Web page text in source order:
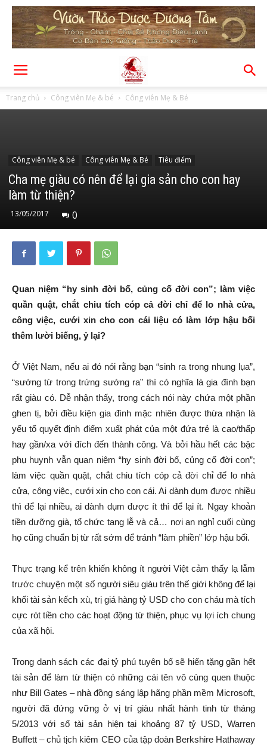
Trang chủ Công viên Mẹ & bé Công viên Mẹ & Bé
Công viên Mẹ & bé Công viên Mẹ & Bé Tiêu điểm
Cha mẹ giàu có nên để lại gia sản cho con hay
làm từ thiện?
13/05/2017 0
Quan niệm “hy sinh đời bố, củng cố đời con”; làm việc
quần quật, chắt chiu tích cóp cả đời chỉ để lo nhà cửa,
công việc, cưới xin cho con cái liệu có làm lớp hậu bối
thêm lười biếng, ỷ lại?
Ở Việt Nam, nếu ai đó nói rằng bạn “sinh ra trong nhung lụa”,
“sướng từ trong trứng sướng ra” thì có nghĩa là gia đình bạn
rất giàu có. Dễ nhận thấy, trong cách nói này chứa một phần
ghen tị, bởi điều kiện gia đình mặc nhiên được thừa nhận là
yếu tố quyết định điểm xuất phát của một đứa trẻ là cao/thấp
hay gần/xa với đích đến thành công. Và bởi hầu hết các bậc
phụ huynh vẫn quan niệm “hy sinh đời bố, củng cố đời con”;
làm việc quần quật, chắt chiu tích cóp cả đời chỉ để lo nhà
cửa, công việc, cưới xin cho con cái. Ai dành dụm được nhiều
thì để lại nhiều, ai dành dụm được ít thì để lại ít. Ngay khoản
tiền dưỡng già, tổ chức tang lễ và cả… nơi an nghỉ cuối cùng
họ cũng chuẩn bị từ rất sớm để tránh “làm phiền” lớp hậu bối.
Thực trạng kể trên khiến không ít người Việt cảm thấy lạ lẫm
trước chuyện một số người siêu giàu trên thế giới không để lại
khối tài sản kếch xù, trị giá hàng tỷ USD cho con cháu mà tích
cực rót tiền cho các hoạt động từ thiện, phục vụ lợi ích chung
của xã hội.
Trong danh sách các đại tỷ phú tuyên bố sẽ hiến tặng gần hết
tài sản để làm từ thiện có những cái tên vô cùng quen thuộc
như Bill Gates – nhà đồng sáng lập hãng phần mềm Microsoft,
người đã đứng vững ở vị trí giàu nhất hành tinh từ tháng
5/2013 với số tài sản hiện tại khoảng 87 tỷ USD, Warren
Buffett – chủ tịch kiêm CEO của tập đoàn Berkshire Hathaway